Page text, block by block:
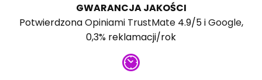
GWARANCJA JAKOŚCI
PotwierdzonaOpiniami TrustMate4.9/5 iGoogle,
0,3% reklamacji/rok